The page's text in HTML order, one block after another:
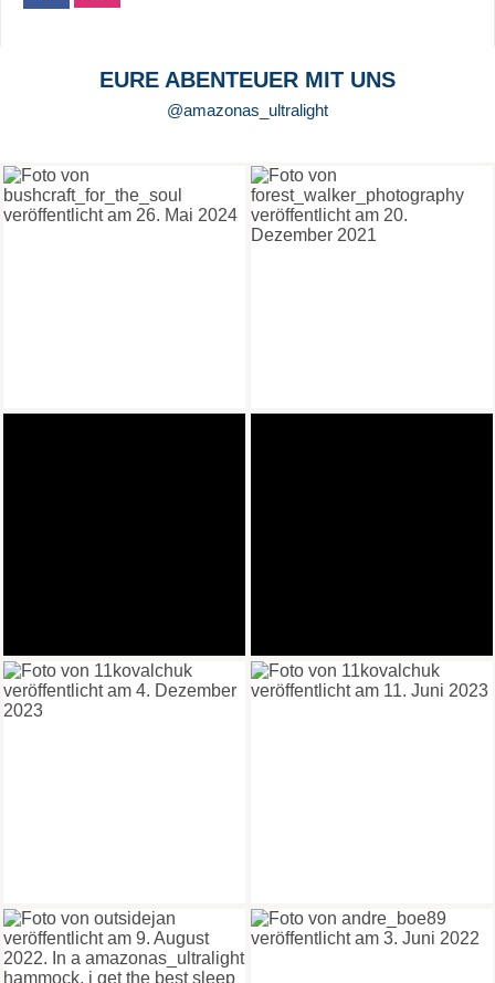
EURE ABENTEUER MIT UNS
@amazonas_ultralight